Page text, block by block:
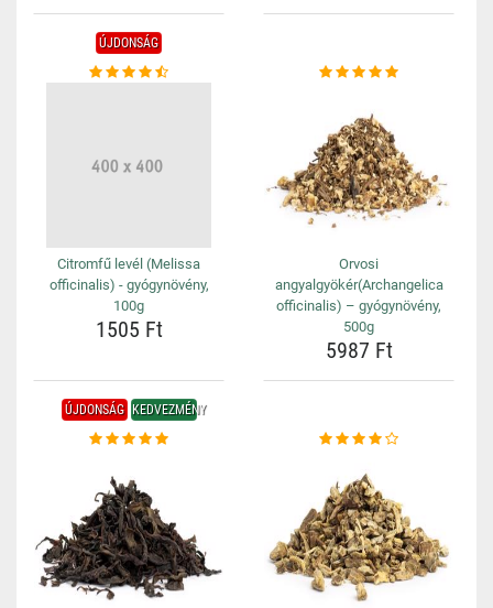
ÚJDONSÁG
Citromfű levél (Melissa
officinalis) - gyógynövény,
100g
1505 Ft
Orvosi
angyalgyökér(Archangelica
officinalis) – gyógynövény,
500g
5987 Ft
ÚJDONSÁG KEDVEZMÉNY